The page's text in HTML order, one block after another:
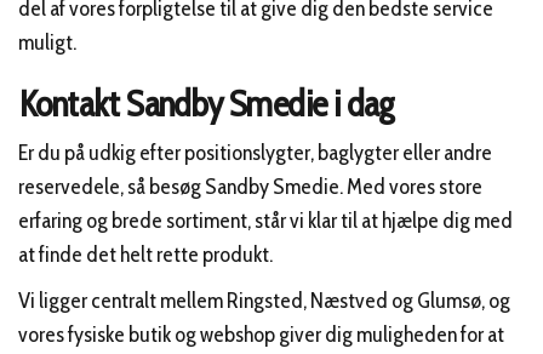
del af vores forpligtelse til at give dig den bedste service
muligt.
Kontakt Sandby Smedie i dag
Er du på udkig efter positionslygter, baglygter eller andre
reservedele, så besøg Sandby Smedie. Med vores store
erfaring og brede sortiment, står vi klar til at hjælpe dig med
at finde det helt rette produkt.
Vi ligger centralt mellem Ringsted, Næstved og Glumsø, og
vores fysiske butik og webshop giver dig muligheden for at